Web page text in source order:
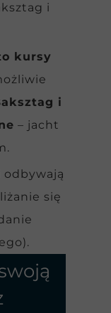
i
kursy
i
– jacht
odbywają
się